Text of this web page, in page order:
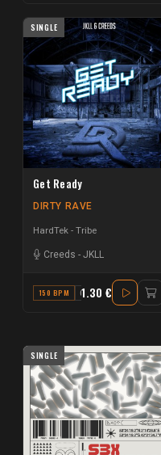
SINGLE
Get Ready
DIRTY RAVE
HardTek - Tribe
Creeds - JKLL
150 BPM G1.30 €
SINGLE